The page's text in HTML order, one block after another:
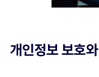
개인정보 보호